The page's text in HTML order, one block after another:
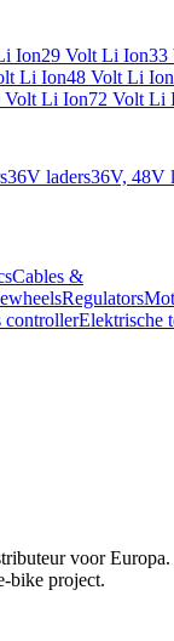
Ion29 Volt Li Ion33
Li Ion48 Volt Li Ion
Volt Li Ion72 Volt Li
36V laders36V, 48V
Cables &
Regulators
controllerElektrische
voor
bike project.